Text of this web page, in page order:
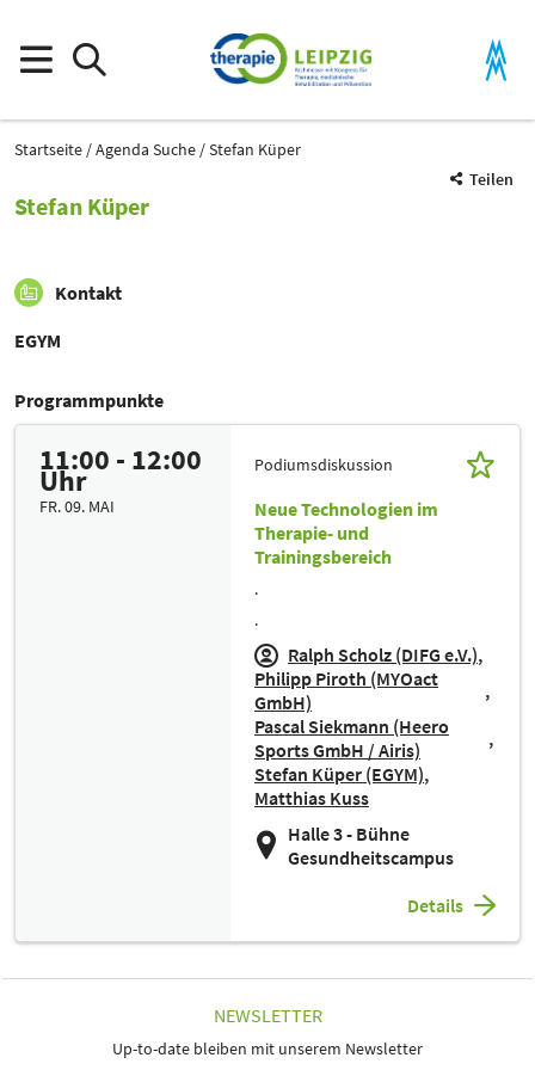
Startseite Agenda Suche
Stefan Küper
Teilen
Stefan Küper
Kontakt
EGYM
Programmpunkte
11:00 - 12:00
Uhr
FR. 09. MAI
Podiumsdiskussion
Neue Technologien im
Therapie- und
Trainingsbereich
.
.
Ralph Scholz (DIFG e.V.)
Philipp Piroth (MYOact
GmbH)
Pascal Siekmann (Heero
Sports GmbH / Airis)
Stefan Küper (EGYM)
Matthias Kuss
Halle 3 - Bühne
Gesundheitscampus
Details
NEWSLETTER
Up-to-date bleiben mit unserem Newsletter